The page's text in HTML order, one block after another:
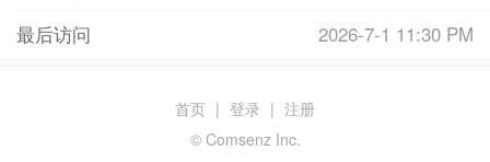
最后访问
2026-7-1 11:30 PM
首页 | 登录 | 注册
© Comsenz Inc.